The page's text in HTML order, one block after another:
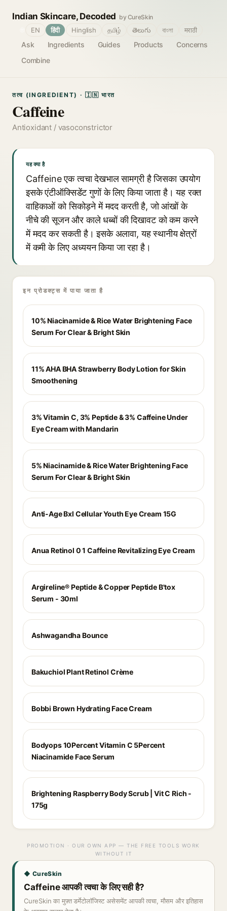
Indian Skincare, Decoded by CureSkin
Ask Ingredients Guides Products
Concerns
Combine
EN हिंदी Hinglish தமிழ் తెలుగు বাংলা मराठी
तत्व (INGREDIENT) · 🇮🇳 भारत
Caffeine
Antioxidant / vasoconstrictor
यह क्या है
Caffeine एक त्वचा देखभाल सामग्री है जिसका उपयोग
इसके एंटीऑक्सिडेंट गुणों के लिए किया जाता है। यह रक्त
वाहिकाओं को सिकोड़ने में मदद करती है, जो आंखों के
नीचे की सूजन और काले धब्बों की दिखावट को कम करने
में मदद कर सकती है। इसके अलावा, यह स्थानीय क्षेत्रों
में कमी के लिए अध्ययन किया जा रहा है।
इन प्रोडक्ट्स में पाया जाता है
10% Niacinamide & Rice Water Brightening Face
Serum For Clear & Bright Skin
11% AHA BHA Strawberry Body Lotion for Skin
Smoothening
3% Vitamin C, 3% Peptide & 3% Caffeine Under
Eye Cream with Mandarin
5% Niacinamide & Rice Water Brightening Face
Serum For Clear & Bright Skin
Anti-Age Bxl Cellular Youth Eye Cream 15G
Anua Retinol 0 1 Caffeine Revitalizing Eye Cream
Argireline® Peptide & Copper Peptide B'tox
Serum - 30ml
Ashwagandha Bounce
Bakuchiol Plant Retinol Crème
Bobbi Brown Hydrating Face Cream
Bodyops 10Percent Vitamin C 5Percent
Niacinamide Face Serum
Brightening Raspberry Body Scrub | Vit C Rich -
175g
PROMOTION · OUR OWN APP — THE FREE TOOLS WORK
WITHOUT IT
◆ CureSkin
Caffeine आपकी त्वचा के लिए सही है?
CureSkin का मुफ़्त डर्मेटोलॉजिस्ट असेसमेंट आपकी त्वचा, मौसम और इतिहास